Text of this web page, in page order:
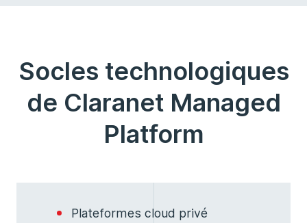
Socles technologiques
de Claranet Managed
Platform
Plateformes cloud privé